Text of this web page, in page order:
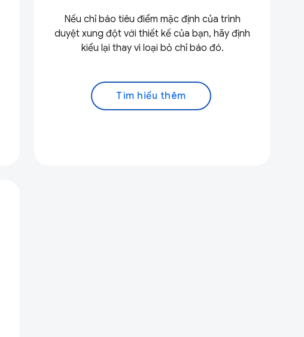
Nếu chỉ báo tiêu điểm mặc định của trình
duyệt xung đột với thiết kế của bạn, hãy định
kiểu lại thay vì loại bỏ chỉ báo đó.
Tìm hiểu thêm